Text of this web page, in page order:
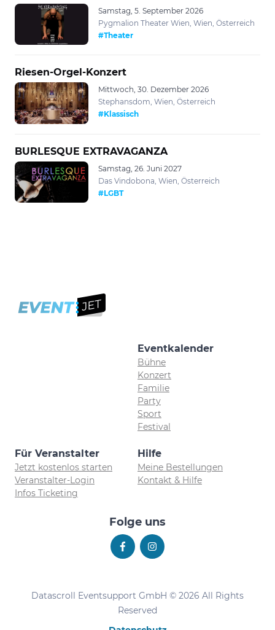
Samstag, 5. September 2026
Pygmalion Theater Wien, Wien, Österreich
#Theater
Riesen-Orgel-Konzert
Mittwoch, 30. Dezember 2026
Stephansdom, Wien, Österreich
#Klassisch
BURLESQUE EXTRAVAGANZA
Samstag, 26. Juni 2027
Das Vindobona, Wien, Österreich
#LGBT
Eventkalender
Bühne
Konzert
Familie
Party
Sport
Festival
Für Veranstalter
Jetzt kostenlos starten
Veranstalter-Login
Infos Ticketing
Hilfe
Meine Bestellungen
Kontakt & Hilfe
Folge uns
Datascroll Eventsupport GmbH © 2026 All Rights
Reserved